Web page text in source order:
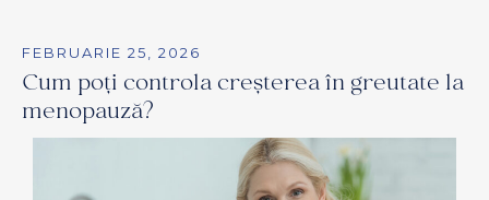
FEBRUARIE 25, 2026
Cum poți controla creșterea în greutate la
menopauză?